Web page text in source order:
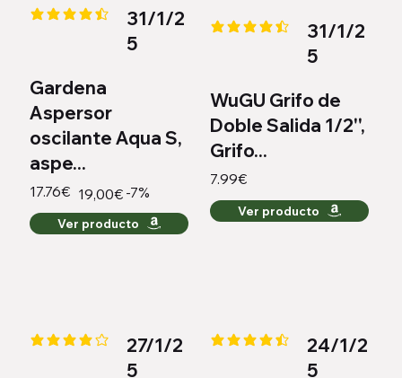
la calificación promedio es 4.3 de 5
31/1/2
5
Gardena
Aspersor
oscilante Aqua S,
aspe...
17.76€ 19,00€ -7%
Ver producto
la calificación promedio es 4.4
31/1/2
5
WuGU Grifo de
Doble Salida 1/2'',
Grifo...
7.99€
Ver producto
la calificación promedio es 4.1 de 5
27/1/2
5
la calificación promedio es 4.3
24/1/2
5